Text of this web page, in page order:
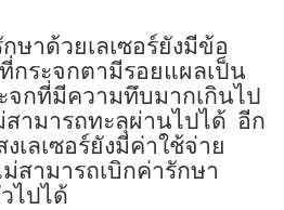
ษาด้วยเลเซอร์ยังมีข้อ
กระจกตามีรอยแผลเป็น
จกที่มีความทึบมากเกินไป
สามารถทะลุผ่านไปได้ อีก
เลเซอร์ยังมีค่าใช้จ่าย
สามารถเบิกค่ารักษา
ไปได้